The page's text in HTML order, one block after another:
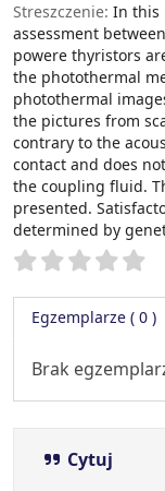
Streszczenie: In this
assessment
powere thyristors
the photothermal
photothermal
the pictures from
contrary to the
contact and does
the coupling fluid.
presented.
determined by
Twoje oceny
Egzemplarze( 0 )
Brak
Cytuj